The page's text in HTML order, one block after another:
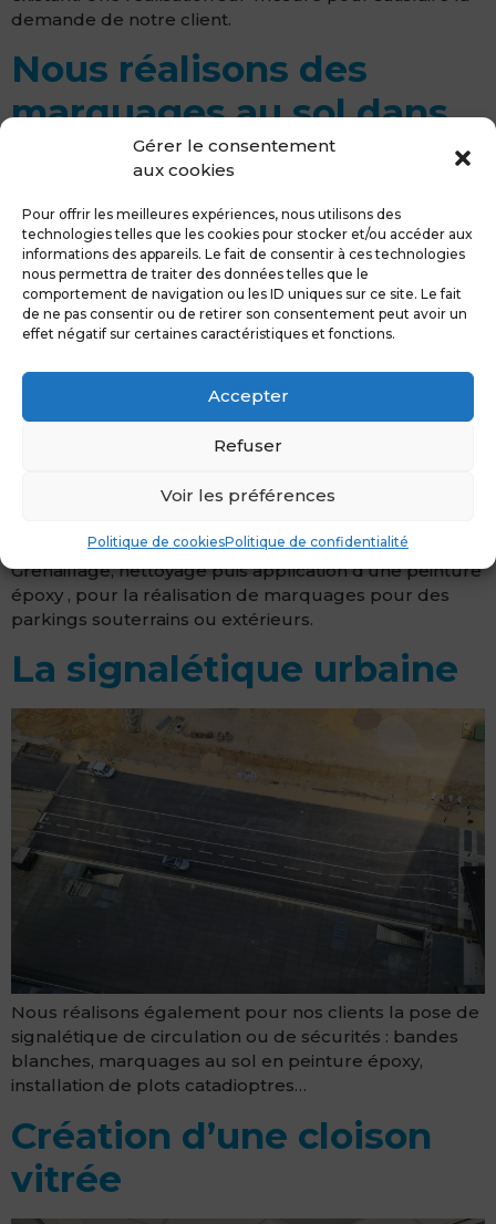
Gérer le consentement
aux cookies
Pour offrir les meilleures expériences, nous utilisons des
technologies telles que les cookies pour stocker et/ou accéder aux
informations des appareils. Le fait de consentir à ces technologies
nous permettra de traiter des données telles que le
comportement de navigation ou les ID uniques sur ce site. Le fait
de ne pas consentir ou de retirer son consentement peut avoir un
effet négatif sur certaines caractéristiques et fonctions.
Accepter
Refuser
Voir les préférences
Politique de cookiesPolitique de confidentialité
demande de notre client.
Nous réalisons des
marquages au sol dans
les parking de nos
clients
Grenaillage, nettoyage puis application d’une peinture
époxy , pour la réalisation de marquages pour des
parkings souterrains ou extérieurs.
La signalétique urbaine
Nous réalisons également pour nos clients la pose de
signalétique de circulation ou de sécurités : bandes
blanches, marquages au sol en peinture époxy,
installation de plots catadioptres…
Création d’une cloison
vitrée